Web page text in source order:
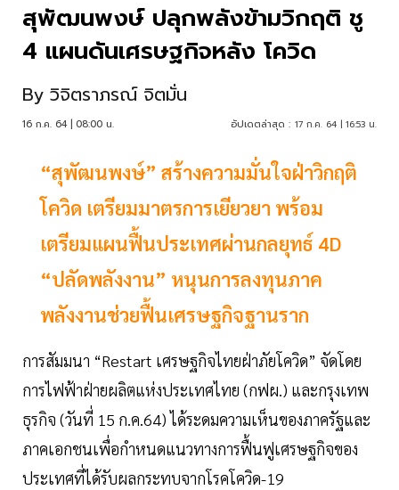
สุพัฒนพงษ์ ปลุกพลังข้ามวิกฤติ ชู
4 แผนดันเศรษฐกิจหลัง โควิด
By วิจิตราภรณ์ จิตมั่น
16 ก.ค. 64 | 08:00 น. อัปเดตล่าสุด : 17 ก.ค. 64 | 16:53 น.
“สุพัฒนพงษ์” สร้างความมั่นใจฝ่าวิกฤติ
โควิด เตรียมมาตรการเยียวยา พร้อม
เตรียมแผนฟื้นประเทศผ่านกลยุทธ์ 4D
“ปลัดพลังงาน” หนุนการลงทุนภาค
พลังงานช่วยฟื้นเศรษฐกิจฐานราก
การสัมมนา “Restart เศรษฐกิจไทยฝ่าภัยโควิด” จัดโดย
การไฟฟ้าฝ่ายผลิตแห่งประเทศไทย (กฟผ.) และกรุงเทพ
ธุรกิจ (วันที่ 15 ก.ค.64) ได้ระดมความเห็นของภาครัฐและ
ภาคเอกชนเพื่อกำหนดแนวทางการฟื้นฟูเศรษฐกิจของ
ประเทศที่ได้รับผลกระทบจากโรคโควิด-19